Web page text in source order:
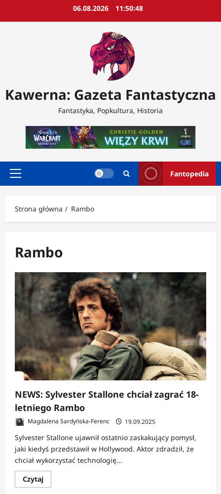
06.08.2026 11:50:50
Kawerna: Gazeta Fantastyczna
Fantastyka, Popkultura, Historia
Menu
Fantopedia
Strona główna Rambo
Rambo
NEWS: Sylvester Stallone chciał zagrać 18-
letniego Rambo
Magdalena Sardyńska-Ferenc 19.09.2025
Sylvester Stallone ujawnił ostatnio zaskakujący pomysł,
jaki kiedyś przedstawił w Hollywood. Aktor zdradził, że
chciał wykorzystać technologię...
CzytajDowiedz
się